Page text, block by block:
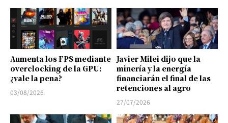
Aumenta los FPS mediante
overclocking de la GPU:
¿vale la pena?
03/08/2026
Javier Milei dijo que la
minería y la energía
financiarán el final de las
retenciones al agro
27/07/2026